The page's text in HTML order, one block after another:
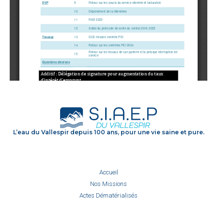
L’eau du Vallespir depuis 100 ans, pour une vie saine et pure.
Accueil
Nos Missions
Actes Dématérialisés